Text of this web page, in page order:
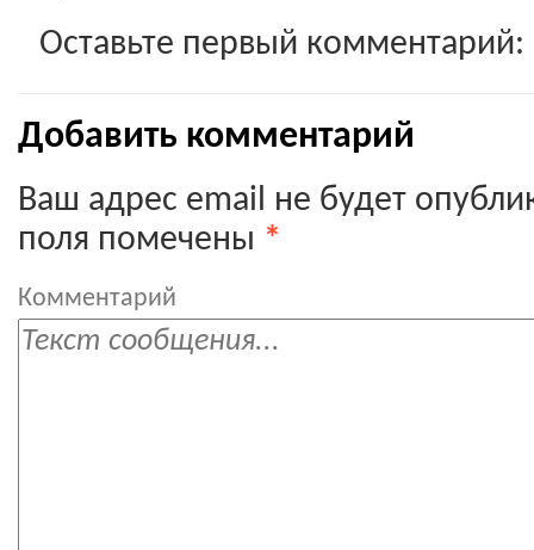
Оставьте первый комментарий:
Добавить комментарий
Ваш адрес email не будет
поля помечены *
Комментарий